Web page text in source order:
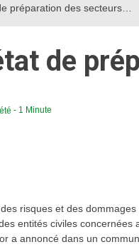
préparation des secteurs…
de
- 1 Minute
risques et des
entités civiles concernées
a annoncé dans un